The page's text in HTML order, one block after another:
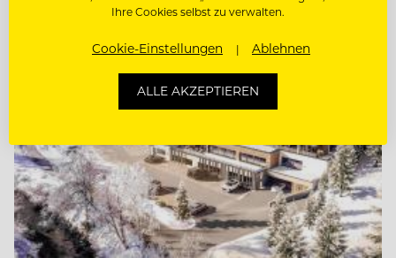
Ihre Cookies selbst zu verwalten.
Cookie-Einstellungen Ablehnen
ALLE AKZEPTIEREN